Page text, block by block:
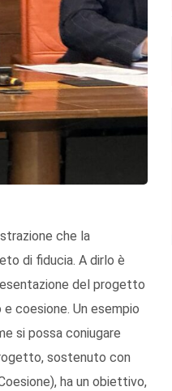
che la
di fiducia. A dirlo è
del progetto
coesione. Un esempio
si possa coniugare
sostenuto con
ha un obiettivo,